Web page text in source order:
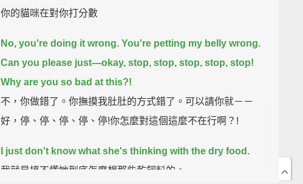
你的貓咪在對你打分數
No, you're doing it wrong. You're petting my belly wrong.
Can you please just—okay, stop, stop, stop, stop, stop!
Why are you so bad at this?!
不，你做錯了。你撫摸我肚肚的方式錯了。可以請你就－－
好，停、停、停、停、停!你怎麼對這個這麼不在行啊？!
I just don't know what she's thinking with the dry food.
我就是搞不懂她到底怎麼想那些乾飼料的。